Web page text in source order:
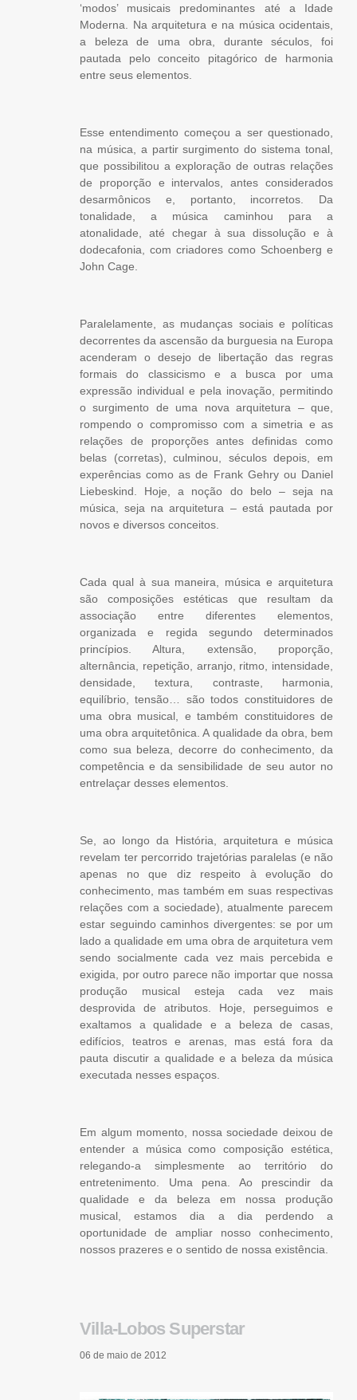
‘modos’ musicais predominantes até a Idade
Moderna. Na arquitetura e na música ocidentais,
a beleza de uma obra, durante séculos, foi
pautada pelo conceito pitagórico de harmonia
entre seus elementos.
Esse entendimento começou a ser questionado,
na música, a partir surgimento do sistema tonal,
que possibilitou a exploração de outras relações
de proporção e intervalos, antes considerados
desarmônicos e, portanto, incorretos. Da
tonalidade, a música caminhou para a
atonalidade, até chegar à sua dissolução e à
dodecafonia, com criadores como Schoenberg e
John Cage.
Paralelamente, as mudanças sociais e políticas
decorrentes da ascensão da burguesia na Europa
acenderam o desejo de libertação das regras
formais do classicismo e a busca por uma
expressão individual e pela inovação, permitindo
o surgimento de uma nova arquitetura – que,
rompendo o compromisso com a simetria e as
relações de proporções antes definidas como
belas (corretas), culminou, séculos depois, em
experências como as de Frank Gehry ou Daniel
Liebeskind. Hoje, a noção do belo – seja na
música, seja na arquitetura – está pautada por
novos e diversos conceitos.
Cada qual à sua maneira, música e arquitetura
são composições estéticas que resultam da
associação entre diferentes elementos,
organizada e regida segundo determinados
princípios. Altura, extensão, proporção,
alternância, repetição, arranjo, ritmo, intensidade,
densidade, textura, contraste, harmonia,
equilíbrio, tensão… são todos constituidores de
uma obra musical, e também constituidores de
uma obra arquitetônica. A qualidade da obra, bem
como sua beleza, decorre do conhecimento, da
competência e da sensibilidade de seu autor no
entrelaçar desses elementos.
Se, ao longo da História, arquitetura e música
revelam ter percorrido trajetórias paralelas (e não
apenas no que diz respeito à evolução do
conhecimento, mas também em suas respectivas
relações com a sociedade), atualmente parecem
estar seguindo caminhos divergentes: se por um
lado a qualidade em uma obra de arquitetura vem
sendo socialmente cada vez mais percebida e
exigida, por outro parece não importar que nossa
produção musical esteja cada vez mais
desprovida de atributos. Hoje, perseguimos e
exaltamos a qualidade e a beleza de casas,
edifícios, teatros e arenas, mas está fora da
pauta discutir a qualidade e a beleza da música
executada nesses espaços.
Em algum momento, nossa sociedade deixou de
entender a música como composição estética,
relegando-a simplesmente ao território do
entretenimento. Uma pena. Ao prescindir da
qualidade e da beleza em nossa produção
musical, estamos dia a dia perdendo a
oportunidade de ampliar nosso conhecimento,
nossos prazeres e o sentido de nossa existência.
Villa-Lobos Superstar
06 de maio de 2012